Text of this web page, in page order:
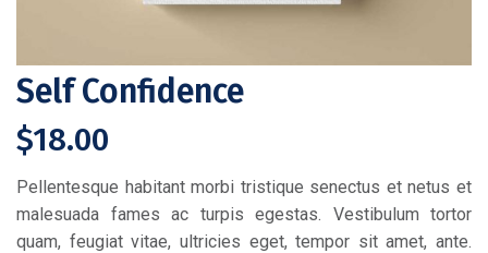
Self Confidence
$18.00
Pellentesque habitant morbi tristique senectus et netus et
malesuada fames ac turpis egestas. Vestibulum tortor
quam, feugiat vitae, ultricies eget, tempor sit amet, ante.